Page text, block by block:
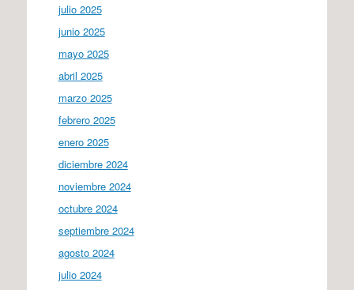
julio 2025
junio 2025
mayo 2025
abril 2025
marzo 2025
febrero 2025
enero 2025
diciembre 2024
noviembre 2024
octubre 2024
septiembre 2024
agosto 2024
julio 2024